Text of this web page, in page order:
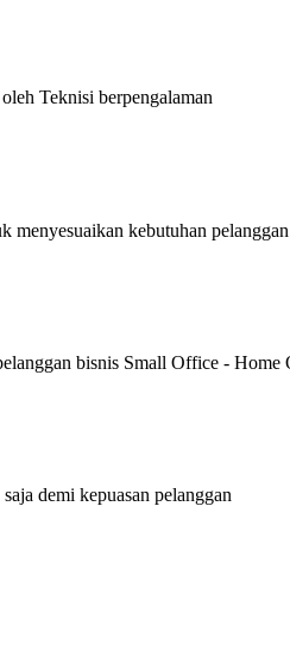
Teknisi berpengalaman
menyesuaikan kebutuhan
bisnis Small Office -
demi kepuasan pelanggan